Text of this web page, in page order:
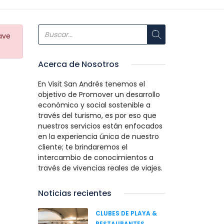
Acerca de Nosotros
En Visit San Andrés tenemos el
objetivo de Promover un desarrollo
económico y social sostenible a
través del turismo, es por eso que
nuestros servicios están enfocados
en la experiencia única de nuestro
cliente; te brindaremos el
intercambio de conocimientos a
través de vivencias reales de viajes.
Noticias recientes
CLUBES DE PLAYA &